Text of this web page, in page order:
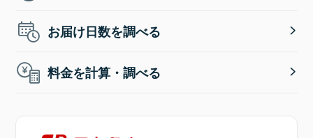
お届け日数を調べる
料金を計算・調べる